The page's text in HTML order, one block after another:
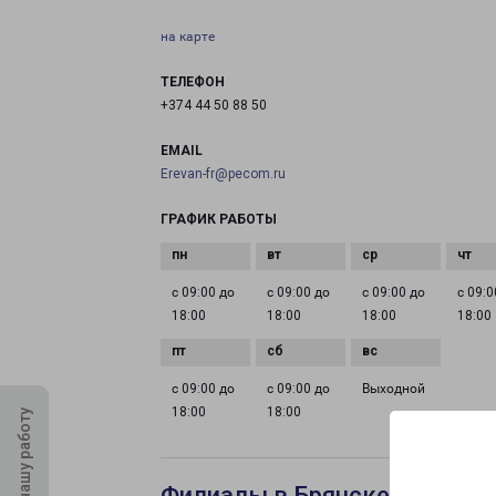
на карте
ТЕЛЕФОН
+374 44 50 88 50
EMAIL
Erevan-fr@pecom.ru
ГРАФИК РАБОТЫ
с 09:00 до
18:00
с 09:00 до
18:00
с 09:00 до
18:00
с
18:00
с 09:00 до
18:00
с 09:00 до
18:00
Выходной